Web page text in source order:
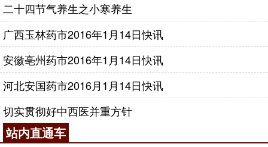
二十四节气养生之小寒养生
广西玉林药市2016年1月14日快讯
安徽亳州药市2016年1月14日快讯
河北安国药市2016月1月14日快讯
切实贯彻好中西医并重方针
站内直通车